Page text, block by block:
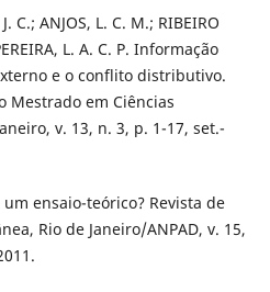
C.; ANJOS, L. C. M.; RIBEIRO
L. A. C. P. Informação
e o conflito distributivo.
Mestrado em Ciências
v. 13, n. 3, p. 1-17, set.-
um ensaio-teórico? Revista de
Rio de Janeiro/ANPAD, v. 15,